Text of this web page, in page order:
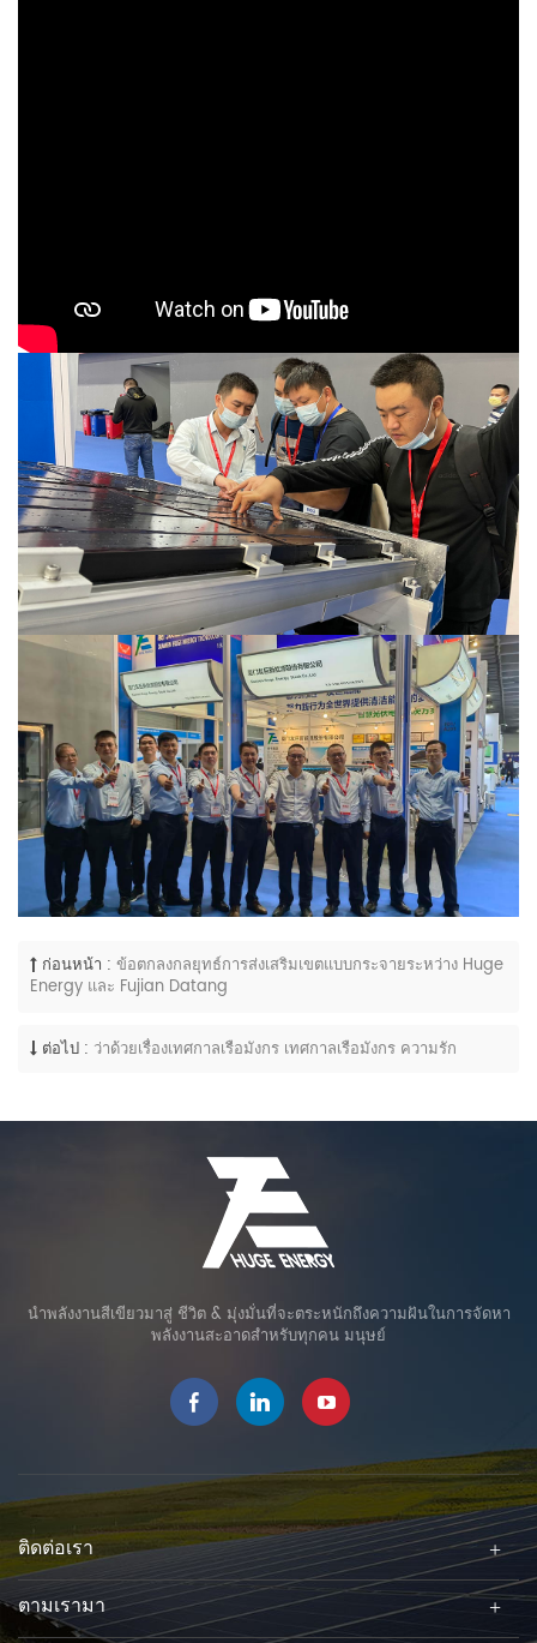
ก่อนหน้า : ข้อตกลงกลยุทธ์การส่งเสริมเขตแบบกระจายระหว่าง Huge
Energy และ Fujian Datang
ต่อไป : ว่าด้วยเรื่องเทศกาลเรือมังกร เทศกาลเรือมังกร ความรัก
นำพลังงานสีเขียวมาสู่ ชีวิต & มุ่งมั่นที่จะตระหนักถึงความฝันในการจัดหา
พลังงานสะอาดสำหรับทุกคน มนุษย์
ติดต่อเรา
ตามเรามา